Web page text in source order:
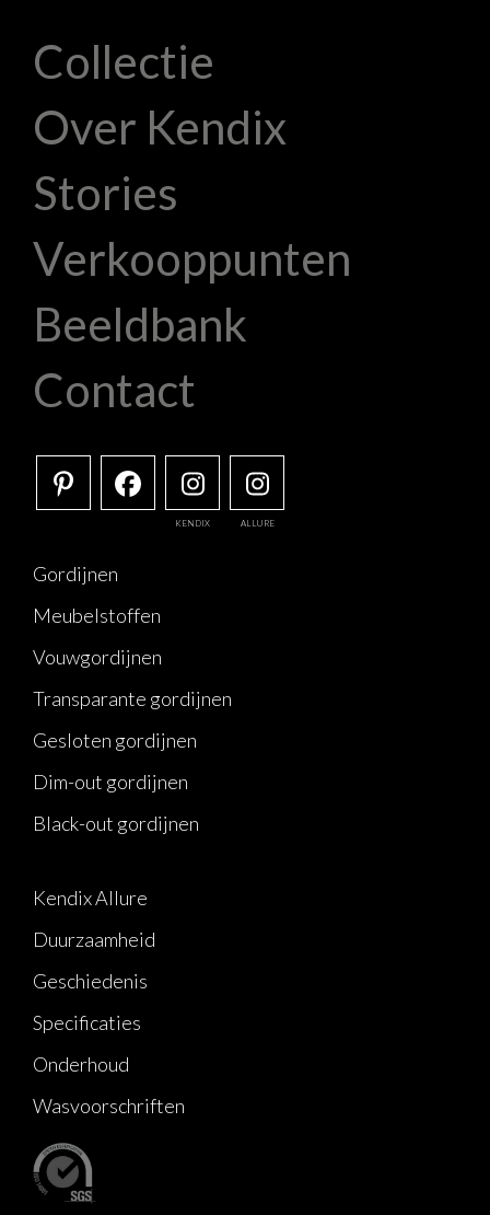
Collectie
Over Kendix
Stories
Verkooppunten
Beeldbank
Contact
KENDIX ALLURE
Gordijnen
Meubelstoffen
Vouwgordijnen
Transparante gordijnen
Gesloten gordijnen
Dim-out gordijnen
Black-out gordijnen
Kendix Allure
Duurzaamheid
Geschiedenis
Specificaties
Onderhoud
Wasvoorschriften